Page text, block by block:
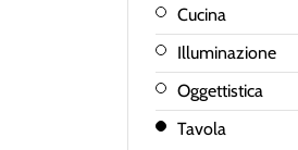
Cucina
Illuminazione
Oggettistica
Tavola